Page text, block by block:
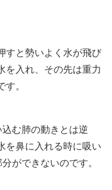
すと勢いよく水が飛び
を入れ、その先は重力
。
込む肺の動きとは逆
を鼻に入れる時に吸い
ができないのです。